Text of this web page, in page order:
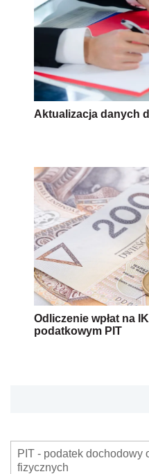
Aktualizacja danych
Odliczenie wpłat na
podatkowym PIT
PIT - podatek dochodowy
fizycznych